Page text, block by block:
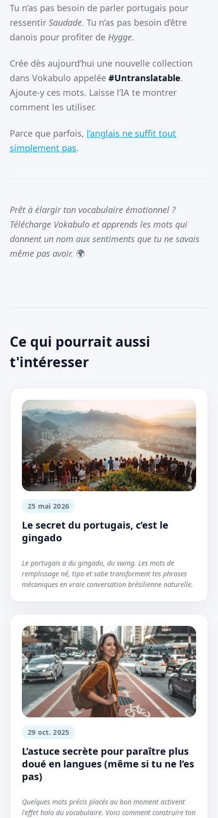
Tu n’as pas besoin de parler portugais pour
ressentir Saudade. Tu n’as pas besoin d’être
danois pour profiter de Hygge.
Crée dès aujourd’hui une nouvelle collection
dans Vokabulo appelée #Untranslatable.
Ajoute-y ces mots. Laisse l’IA te montrer
comment les utiliser.
Parce que parfois, l’anglais ne suffit tout
simplement pas.
Prêt à élargir ton vocabulaire émotionnel ?
Télécharge Vokabulo et apprends les mots qui
donnent un nom aux sentiments que tu ne savais
même pas avoir. 🌍
Ce qui pourrait aussi
t'intéresser
25 mai 2026
Le secret du portugais, c’est le
gingado
Le portugais a du gingado, du swing. Les mots de
remplissage né, tipo et sabe transforment tes phrases
mécaniques en vraie conversation brésilienne naturelle.
29 oct. 2025
L’astuce secrète pour paraître plus
doué en langues (même si tu ne l’es
pas)
Quelques mots précis placés au bon moment activent
l'effet halo du vocabulaire. Voici comment construire ton